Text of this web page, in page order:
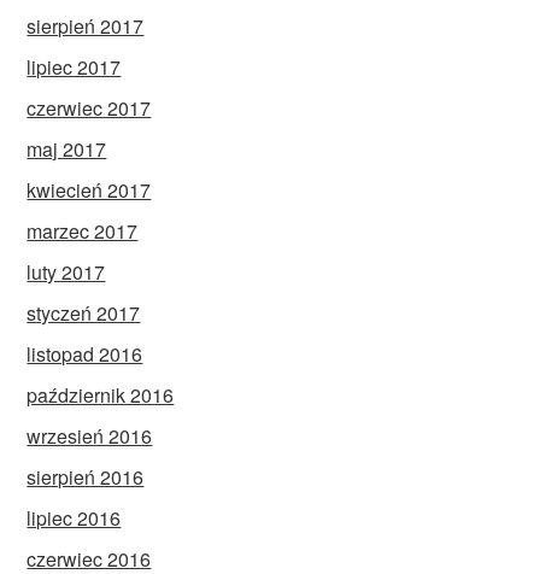
sierpień 2017
lipiec 2017
czerwiec 2017
maj 2017
kwiecień 2017
marzec 2017
luty 2017
styczeń 2017
listopad 2016
październik 2016
wrzesień 2016
sierpień 2016
lipiec 2016
czerwiec 2016